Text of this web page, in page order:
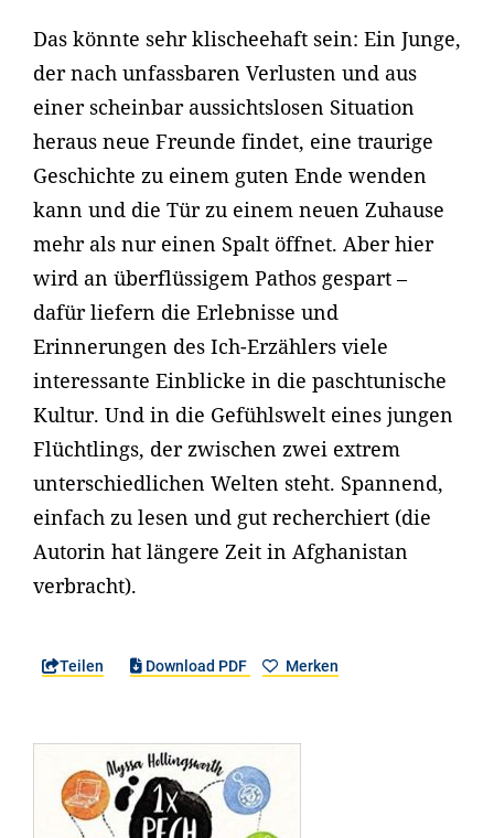
Das könnte sehr klischeehaft sein: Ein Junge,
der nach unfassbaren Verlusten und aus
einer scheinbar aussichtslosen Situation
heraus neue Freunde findet, eine traurige
Geschichte zu einem guten Ende wenden
kann und die Tür zu einem neuen Zuhause
mehr als nur einen Spalt öffnet. Aber hier
wird an überflüssigem Pathos gespart –
dafür liefern die Erlebnisse und
Erinnerungen des Ich-Erzählers viele
interessante Einblicke in die paschtunische
Kultur. Und in die Gefühlswelt eines jungen
Flüchtlings, der zwischen zwei extrem
unterschiedlichen Welten steht. Spannend,
einfach zu lesen und gut recherchiert (die
Autorin hat längere Zeit in Afghanistan
verbracht).
Teilen Download PDF Merken